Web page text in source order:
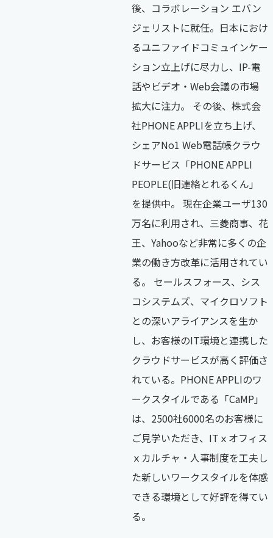
後、コラボレーション エバン
ジェリストに就任。日本におけ
るユニファイドコミュインケー
ション立上げに尽力し、IP-電
話やビデオ・Web会議の市場
拡大に注力。 その後、株式会
社PHONE APPLIを立ち上げ、
シェアNo1 Web電話帳クラウ
ドサービス「PHONE APPLI
PEOPLE(旧連絡とれるくん」
を提供中。 現在企業ユーザ130
万名に利用され、三菱商事、花
王、Yahooなど非常に多くの企
業の働き方改革に活用されてい
る。 セールスフォース、シス
コシステムズ、マイクロソフト
との深いアライアンスを生か
し、お客様のIT環境と連携した
クラウドサービスが高く評価さ
れている。PHONE APPLIのワ
ークスタイルである「CaMP」
は、2500社6000名のお客様に
ご見学いただき、ITｘオフィス
ｘカルチャ・人事制度を工夫し
た新しいワークスタイルを体感
できる環境として好評を得てい
る。